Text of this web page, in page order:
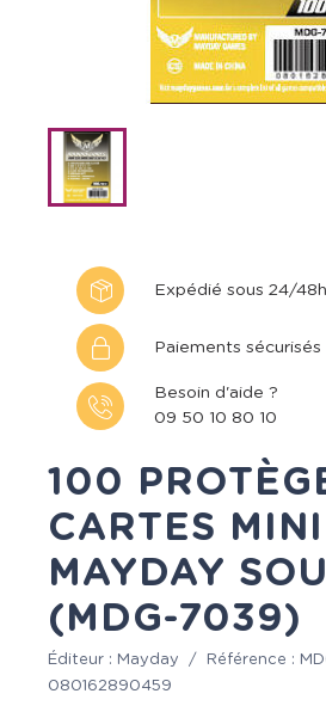
Expédié sous 24/48h
Paiements sécurisés
Besoin d'aide ?
09 50 10 80 10
100
CARTES
MAYDAY
(MDG-7039)
Éditeur : Mayday / Référence :
080162890459